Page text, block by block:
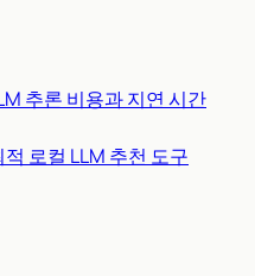
추론 비용과 지연 시간
로컬 LLM 추천 도구